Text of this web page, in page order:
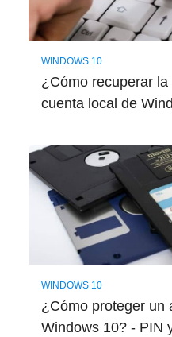
WINDOWS 10
¿Cómo recuperar
cuenta local de
WINDOWS 10
¿Cómo proteger un
Windows 10? - PIN